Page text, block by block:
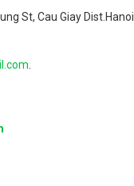
St, Cau Giay Dist.Hanoi
.